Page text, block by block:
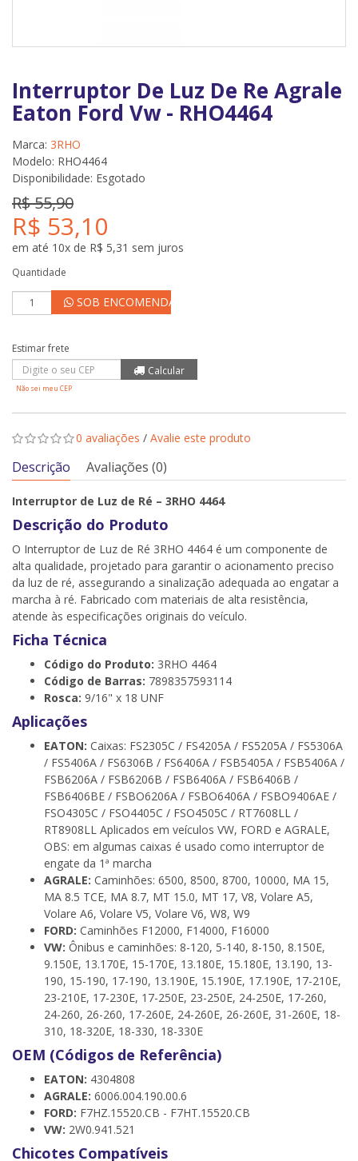
Interruptor De Luz De Re Agrale
Eaton Ford Vw - RHO4464
Marca: 3RHO
Modelo: RHO4464
Disponibilidade: Esgotado
R$ 55,90
R$ 53,10
em até 10x de R$ 5,31 sem juros
Quantidade
SOB ENCOMENDA
Não sei meu CEP
0 avaliações / Avalie este produto
Descrição Avaliações (0)
Interruptor de Luz de Ré – 3RHO 4464
Descrição do Produto
O Interruptor de Luz de Ré 3RHO 4464 é um componente de
alta qualidade, projetado para garantir o acionamento preciso
da luz de ré, assegurando a sinalização adequada ao engatar a
marcha à ré. Fabricado com materiais de alta resistência,
atende às especificações originais do veículo.
Ficha Técnica
Código do Produto: 3RHO 4464
Código de Barras: 7898357593114
Rosca: 9/16" x 18 UNF
Aplicações
EATON: Caixas: FS2305C / FS4205A / FS5205A / FS5306A
/ FS5406A / FS6306B / FS6406A / FSB5405A / FSB5406A /
FSB6206A / FSB6206B / FSB6406A / FSB6406B /
FSB6406BE / FSBO6206A / FSBO6406A / FSBO9406AE /
FSO4305C / FSO4405C / FSO4505C / RT7608LL /
RT8908LL Aplicados em veículos VW, FORD e AGRALE,
OBS: em algumas caixas é usado como interruptor de
engate da 1ª marcha
AGRALE: Caminhões: 6500, 8500, 8700, 10000, MA 15,
MA 8.5 TCE, MA 8.7, MT 15.0, MT 17, V8, Volare A5,
Volare A6, Volare V5, Volare V6, W8, W9
FORD: Caminhões F12000, F14000, F16000
VW: Ônibus e caminhões: 8-120, 5-140, 8-150, 8.150E,
9.150E, 13.170E, 15-170E, 13.180E, 15.180E, 13.190, 13-
190, 15-190, 17-190, 13.190E, 15.190E, 17.190E, 17-210E,
23-210E, 17-230E, 17-250E, 23-250E, 24-250E, 17-260,
24-260, 26-260, 17-260E, 24-260E, 26-260E, 31-260E, 18-
310, 18-320E, 18-330, 18-330E
OEM (Códigos de Referência)
EATON: 4304808
AGRALE: 6006.004.190.00.6
FORD: F7HZ.15520.CB - F7HT.15520.CB
VW: 2W0.941.521
Chicotes Compatíveis